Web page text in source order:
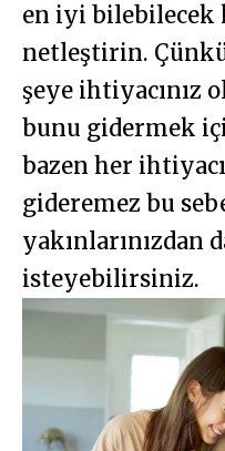
en iyi bilebilecek
netleştirin.
şeye ihtiyacınız
bunu gidermek
bazen her
gideremez bu
yakınlarınızdan
isteyebilirsiniz.